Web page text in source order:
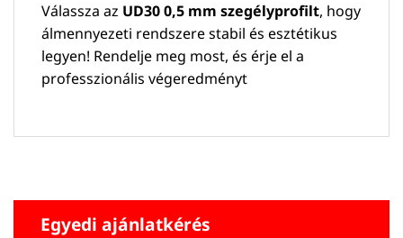
Válassza az UD30 0,5 mm szegélyprofilt, hogy
álmennyezeti rendszere stabil és esztétikus
legyen! Rendelje meg most, és érje el a
professzionális végeredményt
Egyedi ajánlatkérés